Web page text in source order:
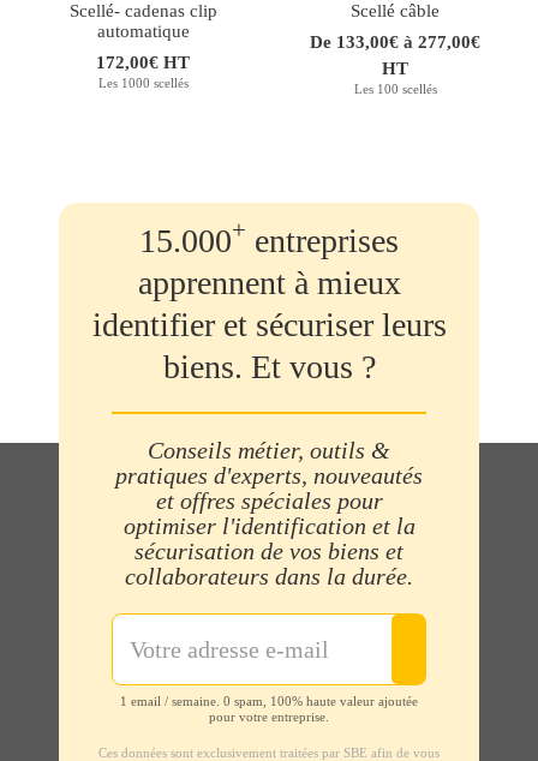
Scellé- cadenas clip
automatique
172,00€ HT
Les 1000 scellés
Scellé câble
De 133,00€ à 277,00€
HT
Les 100 scellés
15.000+ entreprises
apprennent à mieux
identifier et sécuriser leurs
biens. Et vous ?
Conseils métier, outils &
pratiques d'experts, nouveautés
et offres spéciales pour
optimiser l'identification et la
sécurisation de vos biens et
collaborateurs dans la durée.
1 email / semaine. 0 spam, 100% haute valeur ajoutée
pour votre entreprise.
Ces données sont exclusivement traitées par SBE afin de vous